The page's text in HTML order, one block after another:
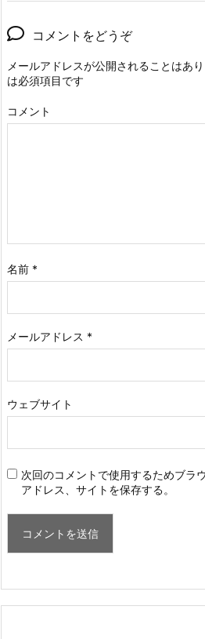
コメントをどうぞ
メールアドレスが公開されることはあり
は必須項目です
コメント
名前 *
メールアドレス *
ウェブサイト
次回のコメントで使用するためブラ
アドレス、サイトを保存する。